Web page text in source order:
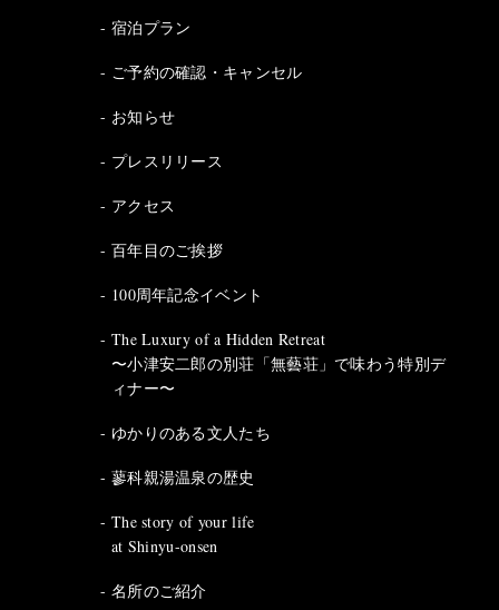
宿泊プラン
ご予約の確認・キャンセル
お知らせ
プレスリリース
アクセス
百年目のご挨拶
100周年記念イベント
The Luxury of a Hidden Retreat
〜小津安二郎の別荘「無藝荘」で味わう特別デ
ィナー〜
ゆかりのある文人たち
蓼科親湯温泉の歴史
The story of your life
at Shinyu-onsen
名所のご紹介